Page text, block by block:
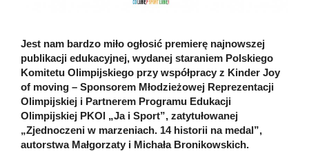
Jest nam bardzo miło ogłosić premierę najnowszej
publikacji edukacyjnej, wydanej staraniem Polskiego
Komitetu Olimpijskiego przy współpracy z Kinder Joy
of moving – Sponsorem Młodzieżowej Reprezentacji
Olimpijskiej i Partnerem Programu Edukacji
Olimpijskiej PKOl „Ja i Sport”, zatytułowanej
„Zjednoczeni w marzeniach. 14 historii na medal”,
autorstwa Małgorzaty i Michała Bronikowskich.